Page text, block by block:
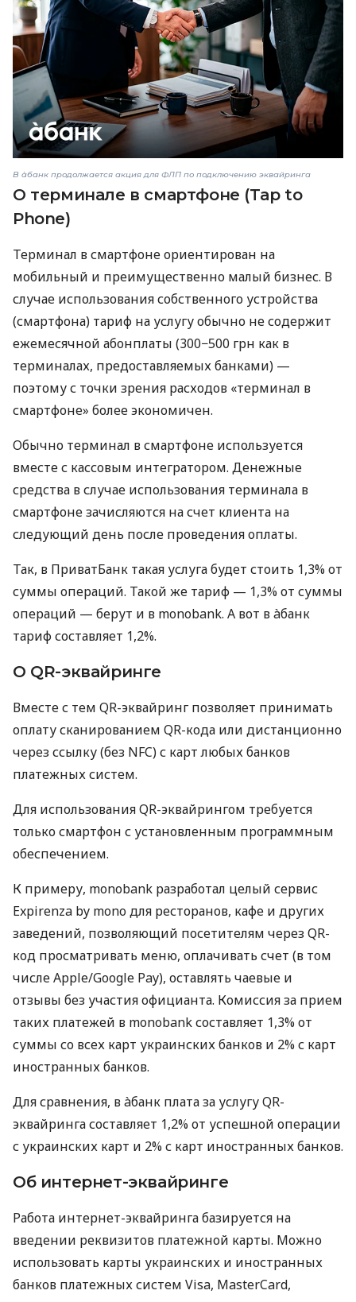
В àбанк продолжается акция для ФЛП по подключению эквайринга
О терминале в смартфоне (Tap to
Phone)
Терминал в смартфоне ориентирован на
мобильный и преимущественно малый бизнес. В
случае использования собственного устройства
(смартфона) тариф на услугу обычно не содержит
ежемесячной абонплаты (300−500 грн как в
терминалах, предоставляемых банками) —
поэтому с точки зрения расходов «терминал в
смартфоне» более экономичен.
Обычно терминал в смартфоне используется
вместе с кассовым интегратором. Денежные
средства в случае использования терминала в
смартфоне зачисляются на счет клиента на
следующий день после проведения оплаты.
Так, в ПриватБанк такая услуга будет стоить 1,3% от
суммы операций. Такой же тариф — 1,3% от суммы
операций — берут и в monobank. А вот в àбанк
тариф составляет 1,2%.
О QR-эквайринге
Вместе с тем QR-эквайринг позволяет принимать
оплату сканированием QR-кода или дистанционно
через ссылку (без NFC) с карт любых банков
платежных систем.
Для использования QR-эквайрингом требуется
только смартфон с установленным программным
обеспечением.
К примеру, monobank разработал целый сервис
Expirenza by mono для ресторанов, кафе и других
заведений, позволяющий посетителям через QR-
код просматривать меню, оплачивать счет (в том
числе Apple/Google Pay), оставлять чаевые и
отзывы без участия официанта. Комиссия за прием
таких платежей в monobank составляет 1,3% от
суммы со всех карт украинских банков и 2% с карт
иностранных банков.
Для сравнения, в àбанк плата за услугу QR-
эквайринга составляет 1,2% от успешной операции
с украинских карт и 2% с карт иностранных банков.
Об интернет-эквайринге
Работа интернет-эквайринга базируется на
введении реквизитов платежной карты. Можно
использовать карты украинских и иностранных
банков платежных систем Visa, MasterCard,